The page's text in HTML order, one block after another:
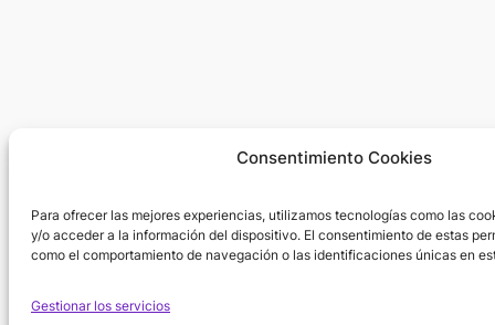
Consentimiento Cookies
Para ofrecer las mejores experiencias, utilizamos tecnologías como las
y/o acceder a la información del dispositivo. El consentimiento de estas
como el comportamiento de navegación o las identificaciones únicas en
Gestionar los servicios